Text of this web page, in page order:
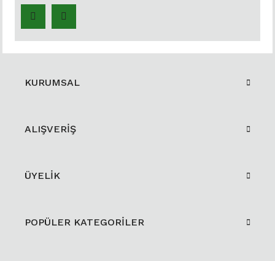
KURUMSAL
ALIŞVERİŞ
ÜYELİK
POPÜLER KATEGORİLER